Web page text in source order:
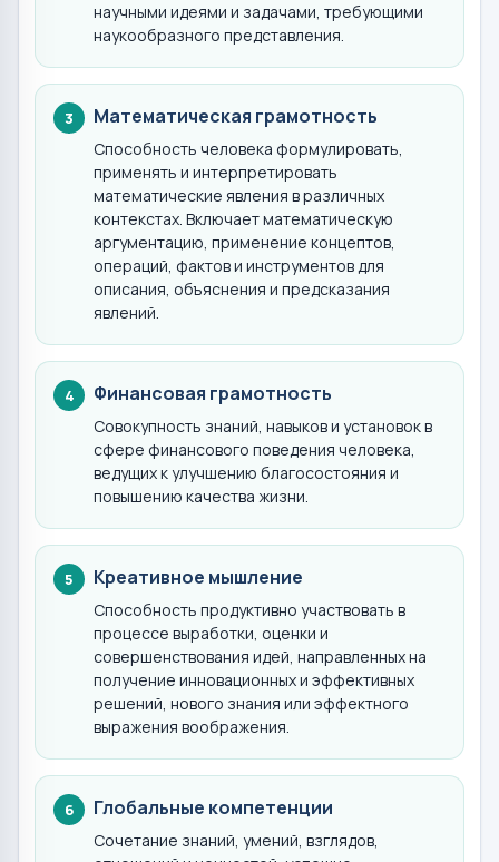
научными идеями и задачами, требующими
наукообразного представления.
3 Математическая грамотность
Способность человека формулировать,
применять и интерпретировать
математические явления в различных
контекстах. Включает математическую
аргументацию, применение концептов,
операций, фактов и инструментов для
описания, объяснения и предсказания
явлений.
4 Финансовая грамотность
Совокупность знаний, навыков и установок в
сфере финансового поведения человека,
ведущих к улучшению благосостояния и
повышению качества жизни.
5 Креативное мышление
Способность продуктивно участвовать в
процессе выработки, оценки и
совершенствования идей, направленных на
получение инновационных и эффективных
решений, нового знания или эффектного
выражения воображения.
6 Глобальные компетенции
Сочетание знаний, умений, взглядов,